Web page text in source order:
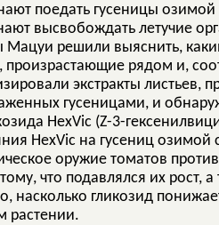
поедать гусеницы
высвобождать летучие
Мацуи решили выяснить,
произрастающие рядом и,
экстракты листьев,
гусеницами, и
HexVic (Z-3-
HexVic на гусениц озимой
оружие томатов
что подавлялся их
насколько гликозид
растении.